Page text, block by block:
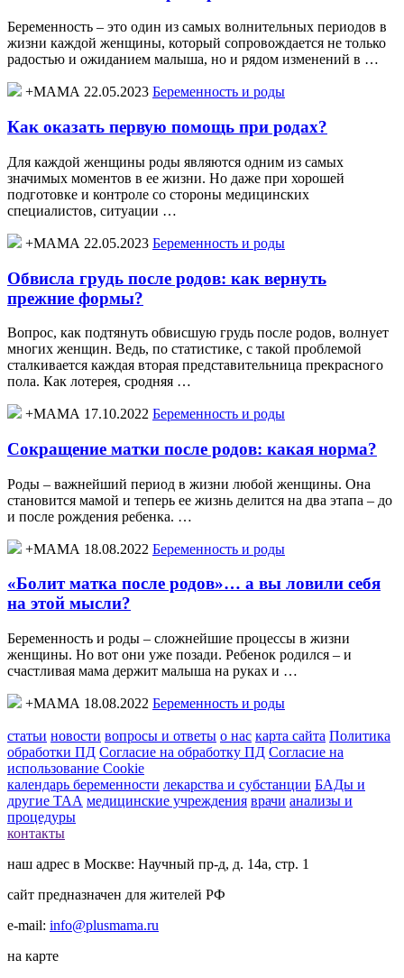
Беременность – это один из самых волнительных периодов в
жизни каждой женщины, который сопровождается не только
радостью и ожиданием малыша, но и рядом изменений в …
+МАМА 22.05.2023 Беременность и роды
Как оказать первую помощь при родах?
Для каждой женщины роды являются одним из самых
значимых моментов в ее жизни. Но даже при хорошей
подготовке и контроле со стороны медицинских
специалистов, ситуации …
+МАМА 22.05.2023 Беременность и роды
Обвисла грудь после родов: как вернуть
прежние формы?
Вопрос, как подтянуть обвисшую грудь после родов, волнует
многих женщин. Ведь, по статистике, с такой проблемой
сталкивается каждая вторая представительница прекрасного
пола. Как лотерея, сродняя …
+МАМА 17.10.2022 Беременность и роды
Сокращение матки после родов: какая норма?
Роды – важнейший период в жизни любой женщины. Она
становится мамой и теперь ее жизнь делится на два этапа – до
и после рождения ребенка. …
+МАМА 18.08.2022 Беременность и роды
«Болит матка после родов»… а вы ловили себя
на этой мысли?
Беременность и роды – сложнейшие процессы в жизни
женщины. Но вот они уже позади. Ребенок родился – и
счастливая мама держит малыша на руках и …
+МАМА 18.08.2022 Беременность и роды
статьи новости вопросы и ответы о нас карта сайта Политика
обработки ПД Согласие на обработку ПД Согласие на
использование Cookie
календарь беременности лекарства и субстанции БАДы и
другие ТАА медицинские учреждения врачи анализы и
процедуры
контакты
наш адрес в Москве: Научный пр-д, д. 14а, стр. 1
сайт предназначен для жителей РФ
e-mail: info@plusmama.ru
на карте